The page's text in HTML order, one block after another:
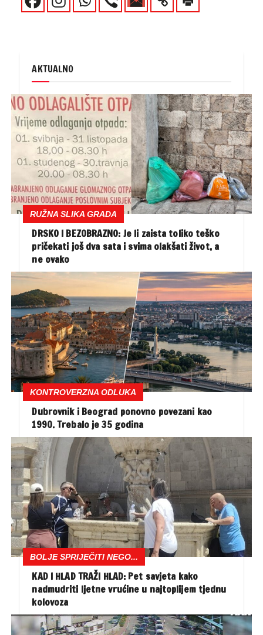
AKTUALNO
RUŽNA SLIKA GRADA
DRSKO I BEZOBRAZNO: Je li zaista toliko teško
pričekati još dva sata i svima olakšati život, a
ne ovako
KONTROVERZNA ODLUKA
Dubrovnik i Beograd ponovno povezani kao
1990. Trebalo je 35 godina
BOLJE SPRIJEČITI NEGO...
KAD I HLAD TRAŽI HLAD: Pet savjeta kako
nadmudriti ljetne vrućine u najtoplijem tjednu
kolovoza